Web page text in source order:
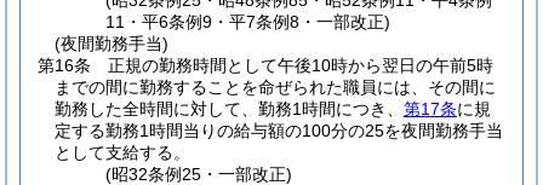
11・平6条例9・平7条例8・一部改正)
(夜間勤務手当)
第16条
正規の勤務時間として午後10時から翌日の午前5時
までの間に勤務することを命ぜられた職員には、その間に
勤務した全時間に対して、勤務1時間につき、 第17条に規
定する勤務1時間当りの給与額の100分の25を夜間勤務手当
として支給する。
(昭32条例25・一部改正)